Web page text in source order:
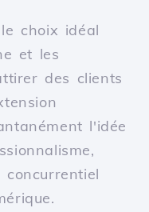
choix idéal
et les
des clients
l'idée